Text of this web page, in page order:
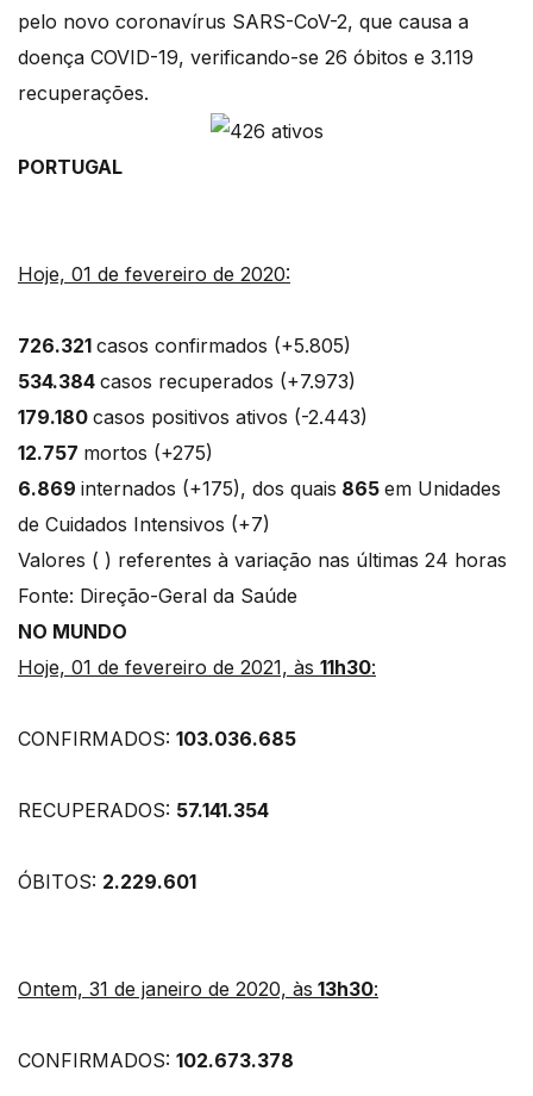
pelo novo coronavírus SARS-CoV-2, que causa a
doença COVID-19, verificando-se 26 óbitos e 3.119
recuperações.
PORTUGAL
Hoje, 01 de fevereiro de 2020:
726.321 casos confirmados (+5.805)
534.384 casos recuperados (+7.973)
179.180 casos positivos ativos (-2.443)
12.757 mortos (+275)
6.869 internados (+175), dos quais 865 em Unidades
de Cuidados Intensivos (+7)
Valores ( ) referentes à variação nas últimas 24 horas
Fonte: Direção-Geral da Saúde
NO MUNDO
Hoje, 01 de fevereiro de 2021, às 11h30:
CONFIRMADOS: 103.036.685
RECUPERADOS: 57.141.354
ÓBITOS: 2.229.601
Ontem, 31 de janeiro de 2020, às 13h30:
CONFIRMADOS: 102.673.378